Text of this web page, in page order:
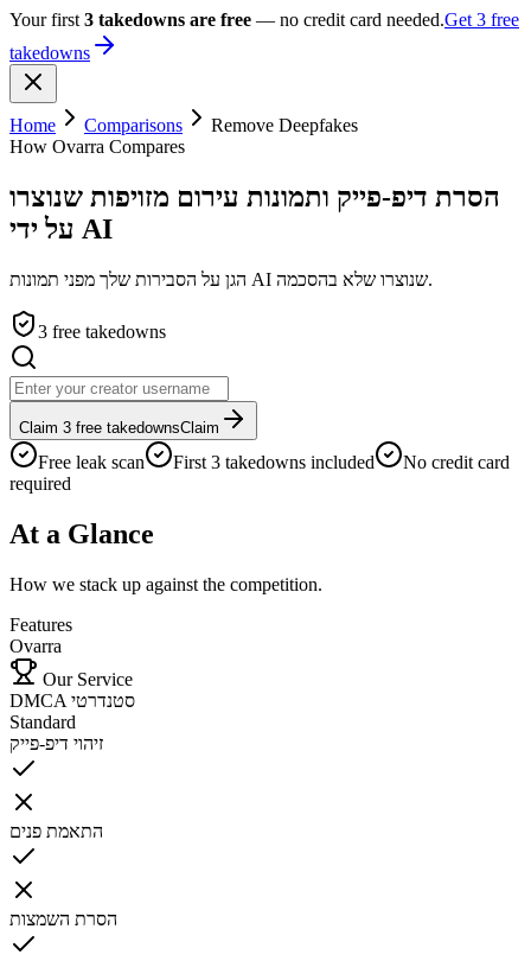
Your first 3 takedowns are free — no credit card needed.Get 3 free
takedowns
Home Comparisons
Remove Deepfakes
How Ovarra Compares
הסרת דיפ-פייק ותמונות עירום מזויפות שנוצרו
על ידי AI
הגן על הסבירות שלך מפני תמונות AI שנוצרו שלא בהסכמה.
3 free takedowns
Claim 3 free takedownsClaim
Free leak scan First 3 takedowns included
No credit card
required
At a Glance
How we stack up against the competition.
Features
Ovarra
Our Service
DMCA סטנדרטי
Standard
זיהוי דיפ-פייק
התאמת פנים
הסרת השמצות